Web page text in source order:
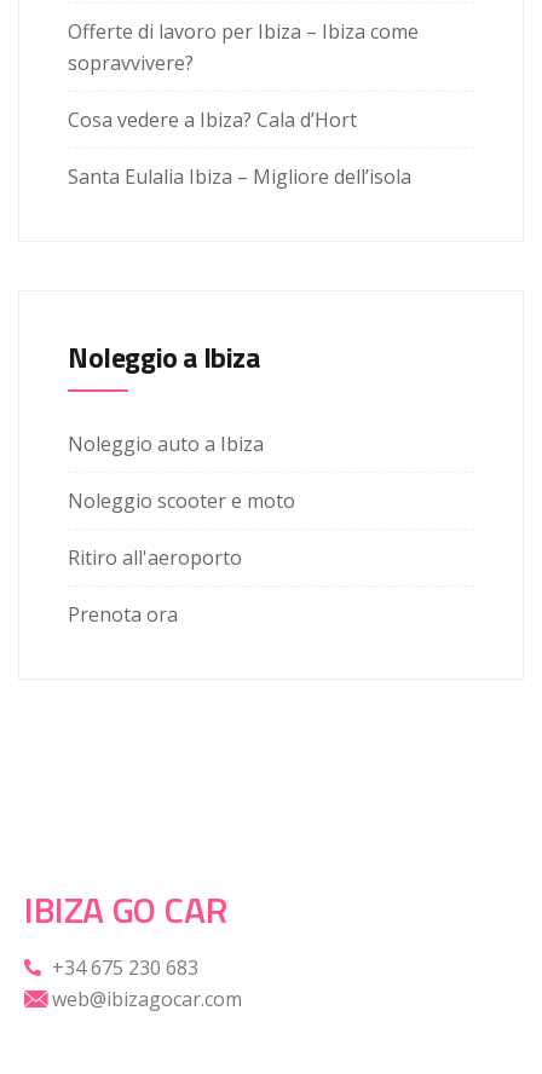
Offerte di lavoro per Ibiza – Ibiza come
sopravvivere?
Cosa vedere a Ibiza? Cala d’Hort
Santa Eulalia Ibiza – Migliore dell’isola
Noleggio a Ibiza
Noleggio auto a Ibiza
Noleggio scooter e moto
Ritiro all'aeroporto
Prenota ora
IBIZA GO CAR
+34 675 230 683
web@ibizagocar.com